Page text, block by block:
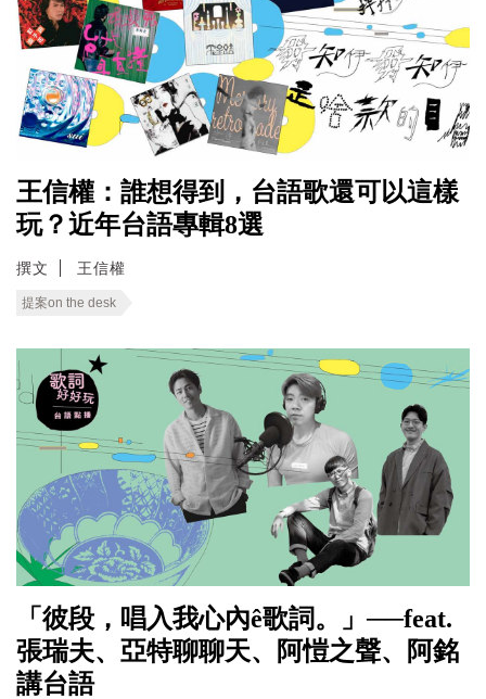
王信權：誰想得到，台語歌還可以這樣
玩？近年台語專輯8選
撰文 王信權
提案on the desk
「彼段，唱入我心內ê歌詞。」──feat.
張瑞夫、亞特聊聊天、阿愷之聲、阿銘
講台語